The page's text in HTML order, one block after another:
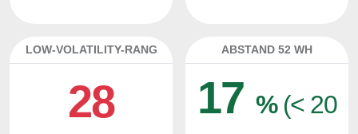
LOW-VOLATILITY-RANG
28
ABSTAND 52 WH
17% (< 20